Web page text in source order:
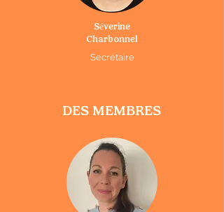
Séverine
Charbonnel
Secrétaire
DES MEMBRES